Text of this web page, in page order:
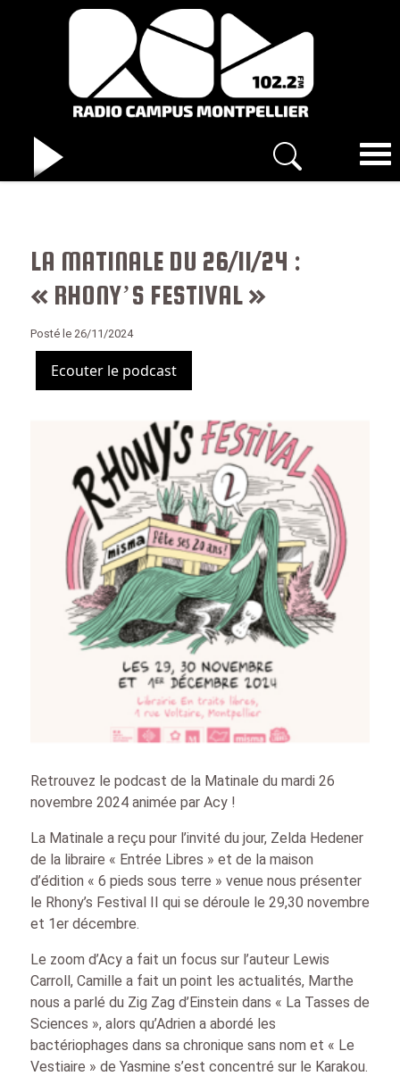
LA MATINALE DU 26/11/24 :
« RHONY’S FESTIVAL »
Posté le 26/11/2024
Ecouter le podcast
Retrouvez le podcast de la Matinale du mardi 26
novembre 2024 animée par Acy !
La Matinale a reçu pour l’invité du jour, Zelda Hedener
de la libraire « Entrée Libres » et de la maison
d’édition « 6 pieds sous terre » venue nous présenter
le Rhony’s Festival II qui se déroule le 29,30 novembre
et 1er décembre.
Le zoom d’Acy a fait un focus sur l’auteur Lewis
Carroll, Camille a fait un point les actualités, Marthe
nous a parlé du Zig Zag d’Einstein dans « La Tasses de
Sciences », alors qu’Adrien a abordé les
bactériophages dans sa chronique sans nom et « Le
Vestiaire » de Yasmine s’est concentré sur le Karakou.